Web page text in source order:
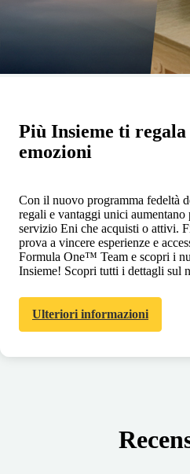
Più Insieme ti regala
emozioni
Con il nuovo programma fedeltà
regali e vantaggi unici
servizio Eni che acquisti o attivi.
prova a vincere esperienze e
Formula One™ Team e scopri i
Insieme! Scopri tutti i dettagli sul
Ulteriori informazioni